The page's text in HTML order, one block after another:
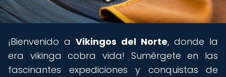
¡Bienvenido a Vikingos del Norte, donde la
era vikinga cobra vida! Sumérgete en las
fascinantes expediciones y conquistas de